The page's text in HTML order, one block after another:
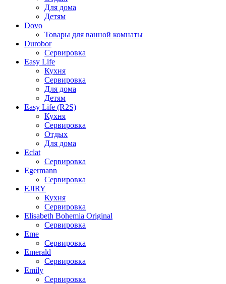
Для дома
Детям
Dovo
Товары для ванной комнаты
Durobor
Сервировка
Easy Life
Кухня
Сервировка
Для дома
Детям
Easy Life (R2S)
Кухня
Сервировка
Отдых
Для дома
Eclat
Сервировка
Egermann
Сервировка
EJIRY
Кухня
Сервировка
Elisabeth Bohemia Original
Сервировка
Eme
Сервировка
Emerald
Сервировка
Emily
Сервировка